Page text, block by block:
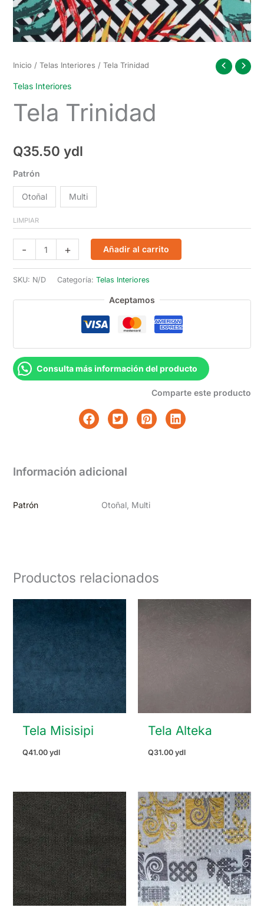
Inicio / Telas Interiores / Tela Trinidad
Telas Interiores
Tela Trinidad
Q35.50 ydl
Patrón
Otoñal Multi
LIMPIAR
-
Trinidad
cantidad
+ Añadir al carrito
SKU: N/D Categoría: Telas Interiores
Aceptamos
Consulta más información del producto
Comparte este producto
Información adicional
Patrón Otoñal, Multi
Productos relacionados
Tela Misisipi
Q41.00 ydl
Tela Alteka
Q31.00 ydl